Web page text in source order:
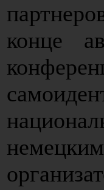
конце